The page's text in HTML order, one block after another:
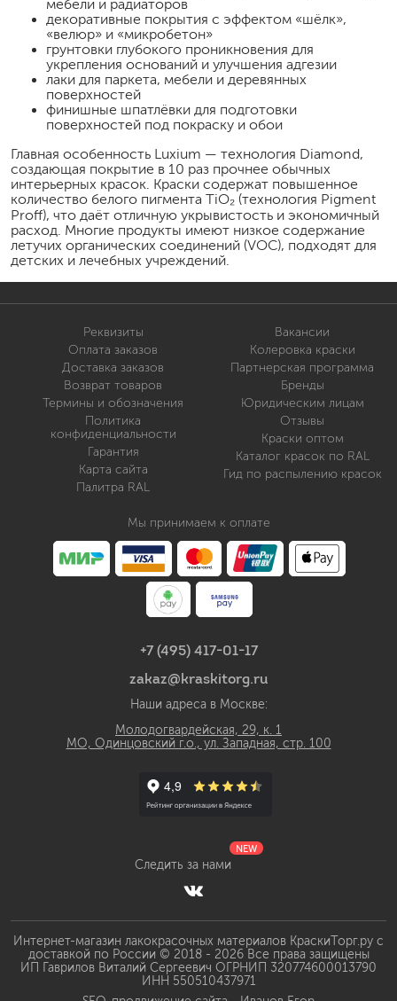
мебели и радиаторов
декоративные покрытия с эффектом «шёлк»,
«велюр» и «микробетон»
грунтовки глубокого проникновения для
укрепления оснований и улучшения адгезии
лаки для паркета, мебели и деревянных
поверхностей
финишные шпатлёвки для подготовки
поверхностей под покраску и обои
Главная особенность Luxium — технология Diamond,
создающая покрытие в 10 раз прочнее обычных
интерьерных красок. Краски содержат повышенное
количество белого пигмента TiO₂ (технология Pigment
Proff), что даёт отличную укрывистость и экономичный
расход. Многие продукты имеют низкое содержание
летучих органических соединений (VOC), подходят для
детских и лечебных учреждений.
Реквизиты
Оплата заказов
Доставка заказов
Возврат товаров
Термины и обозначения
Политика
конфиденциальности
Гарантия
Карта сайта
Палитра RAL
Вакансии
Колеровка краски
Партнерская программа
Бренды
Юридическим лицам
Отзывы
Краски оптом
Каталог красок по RAL
Гид по распылению красок
Мы принимаем к оплате
+7 (495) 417-01-17
zakaz@kraskitorg.ru
Наши адреса в Москве:
Молодогвардейская, 29, к. 1
МО, Одинцовский г.о., ул. Западная, стр. 100
Следить за нами
NEW
Интернет-магазин лакокрасочных материалов КраскиТорг.ру с
доставкой по России © 2018 - 2026 Все права защищены
ИП Гаврилов Виталий Сергеевич ОГРНИП 320774600013790
ИНН 550510437971